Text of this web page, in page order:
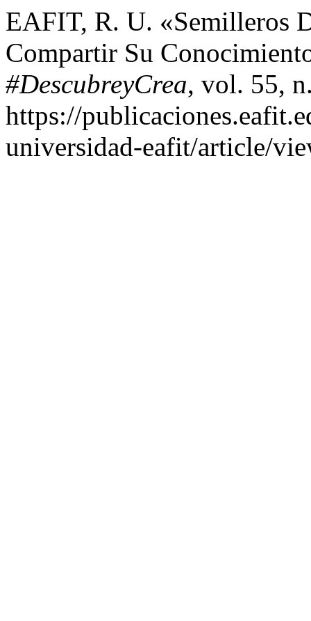
EAFIT, R. U. «Semilleros
Compartir Su
#DescubreyCrea, vol. 55,
https://
universidad-eafit/article/